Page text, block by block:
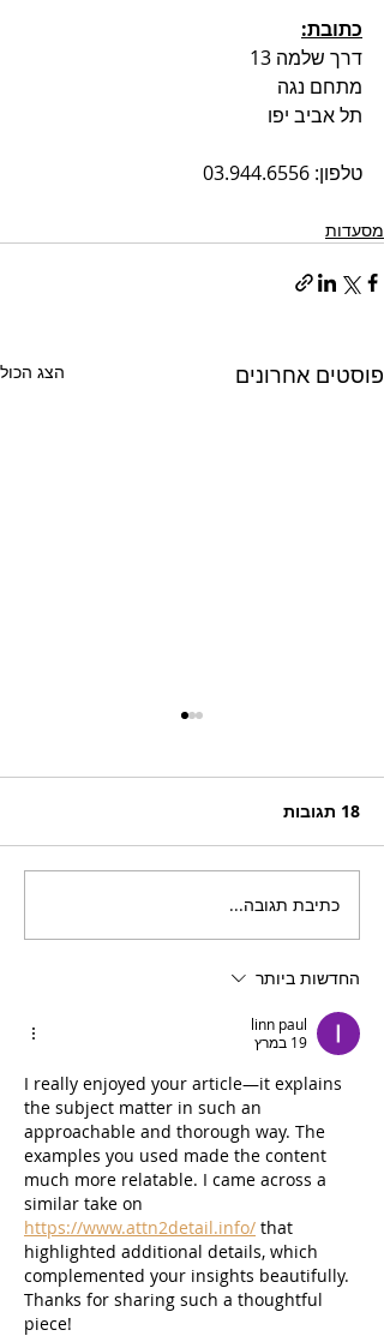
כתובת:
דרך שלמה 13
מתחם נגה
תל אביב יפו
טלפון: 03.944.6556
מסעדות
פוסטים אחרונים הצג הכול
קאסה בלה – ביסטרו ובר
איטלקי במרינה של
הרצליה
18 תגובות
כתיבת תגובה...
החדשות ביותר
linn paul
19 במרץ
I really enjoyed your article—it explains
the subject matter in such an
approachable and thorough way. The
examples you used made the content
much more relatable. I came across a
similar take on
https://www.attn2detail.info/ that
highlighted additional details, which
complemented your insights beautifully.
Thanks for sharing such a thoughtful
piece!